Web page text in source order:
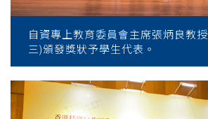
自資專上教育委員會主席張炳良教
三)頒發獎狀予學生代表。